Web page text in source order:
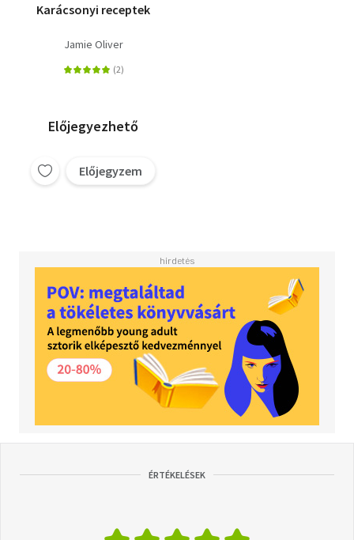
Karácsonyi receptek
Jamie Oliver
Előjegyezhető
Előjegyzem
ÉRTÉKELÉSEK